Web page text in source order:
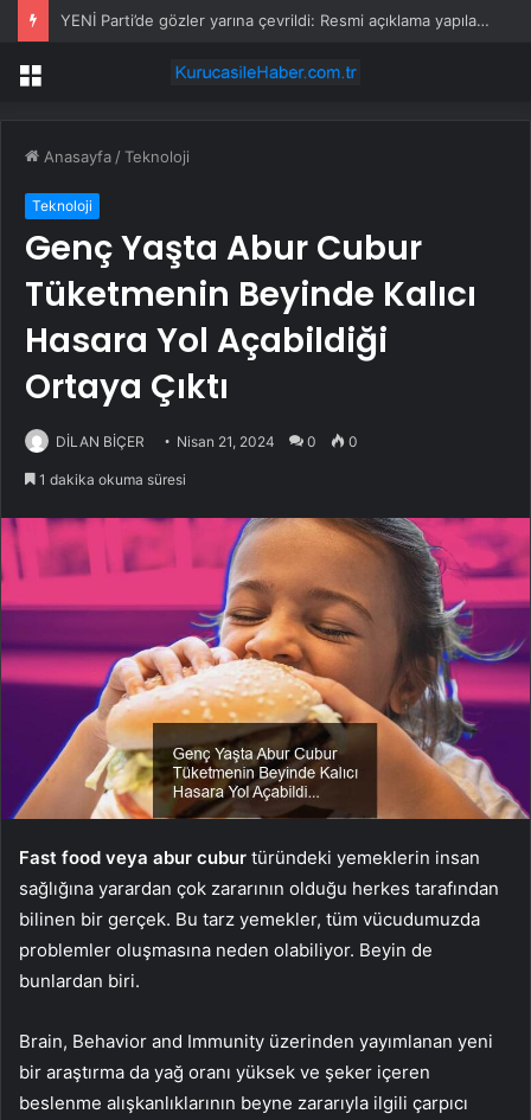
YENİ Parti’de gözler yarına çevrildi: Resmi açıklama yapılacak
Menü
Anasayfa /Teknoloji
Teknoloji
Genç Yaşta Abur Cubur
Tüketmenin Beyinde Kalıcı
Hasara Yol Açabildiği
Ortaya Çıktı
DİLAN BİÇER Nisan 21, 2024 0 0
1 dakika okuma süresi
Fast food veya abur cubur türündeki yemeklerin insan
sağlığına yarardan çok zararının olduğu herkes tarafından
bilinen bir gerçek. Bu tarz yemekler, tüm vücudumuzda
problemler oluşmasına neden olabiliyor. Beyin de
bunlardan biri.
Brain, Behavior and Immunity üzerinden yayımlanan yeni
bir araştırma da yağ oranı yüksek ve şeker içeren
beslenme alışkanlıklarının beyne zararıyla ilgili çarpıcı